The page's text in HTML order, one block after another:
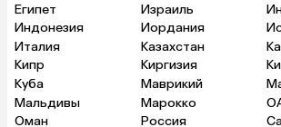
Египет
Израиль
Индонезия
Иордания
Италия
Казахстан
Кипр
Киргизия
Куба
Маврикий
Мальдивы
Марокко
Оман
Россия